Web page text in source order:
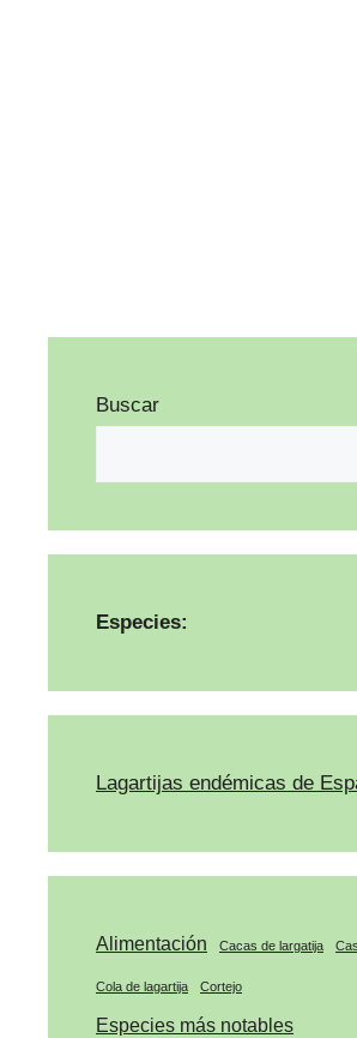
Buscar
Especies:
Lagartijas endémicas de
Alimentación Cacas de largatija
Cola de lagartija Cortejo
Especies más notables